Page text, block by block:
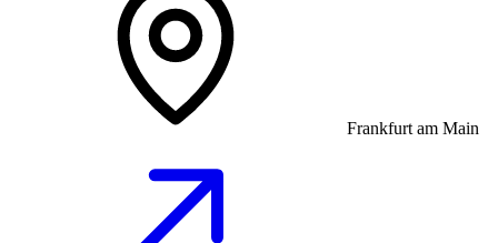
Frankfurt am Main